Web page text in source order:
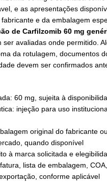
e as apresentações
e da embalagem
de Carfilzomib 60 mg
ser avaliadas onde permitido.
da rotulagem, documentos
devem ser confirmados
60 mg, sujeita à
injeção para uso
original do fabricante
quando disponível
à marca solicitada e
lista de embalagem,
conforme aplicável